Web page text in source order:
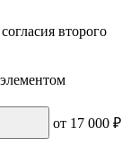
второго
от 17 000 ₽